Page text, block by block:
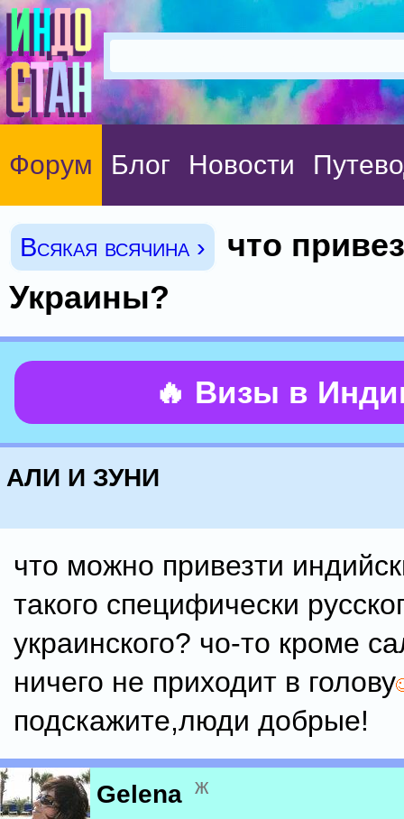
Форум Блог Новости
Всякая всячина ›
что
Украины?
🔥 Визы в
АЛИ И ЗУНИ
что можно привезти
такого специфически
украинского? чо-то кроме
ничего не приходит в голову
подскажите,люди добрые!
Gelena ж